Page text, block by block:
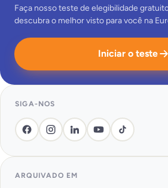
Faça nosso teste de elegibilidade
descubra o melhor visto para você na
Iniciar o teste
SIGA-NOS
ARQUIVADO EM